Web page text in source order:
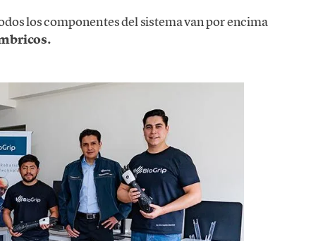
los componentes del sistema van por encima